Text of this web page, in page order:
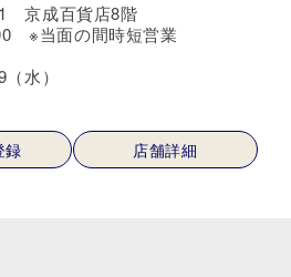
京成百貨店8階
※当面の間時短営業
水）
録 店舗詳細